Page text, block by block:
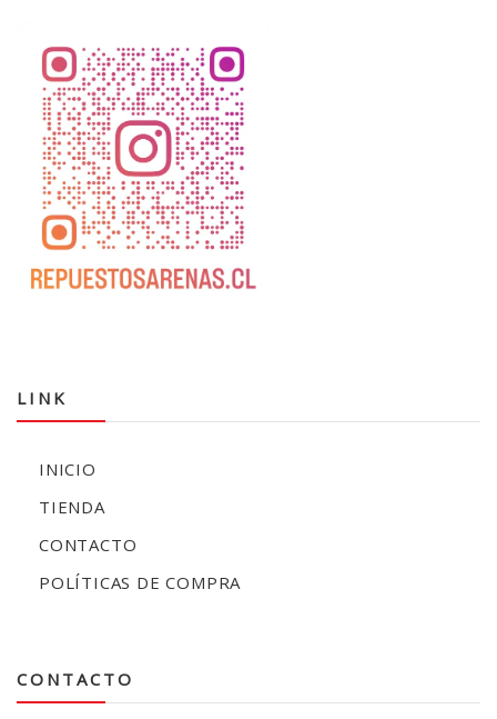
LINK
INICIO
TIENDA
CONTACTO
POLÍTICAS DE COMPRA
CONTACTO